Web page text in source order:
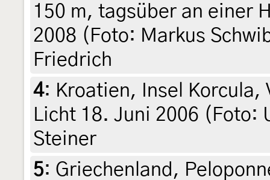
150 m, tagsüber an einer
2008 (Foto: Markus
Friedrich
4: Kroatien, Insel Korcula,
Licht 18. Juni 2006 (Foto:
Steiner
5: Griechenland,